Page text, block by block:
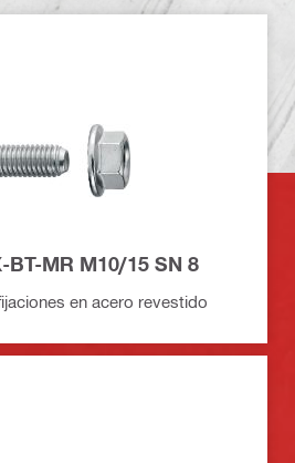
MR M10/15 SN 8
en acero revestido